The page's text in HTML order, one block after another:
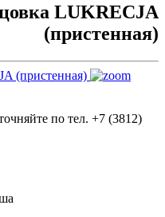
LUKRECJA
(пристенная)
по тел. +7 (3812)